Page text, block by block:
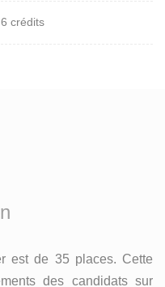
6 crédits
est de 35 places. Cette
des candidats sur